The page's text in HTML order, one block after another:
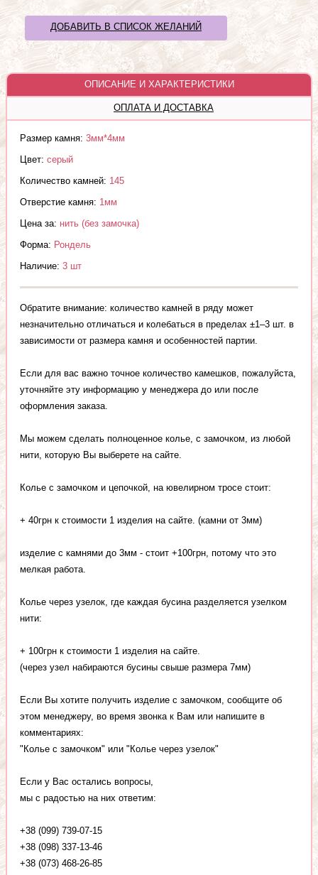
ДОБАВИТЬ В СПИСОК ЖЕЛАНИЙ
ОПИСАНИЕ И ХАРАКТЕРИСТИКИ
ОПЛАТА И ДОСТАВКА
Размер камня: 3мм*4мм
Цвет: серый
Количество камней: 145
Отверстие камня: 1мм
Цена за: нить (без замочка)
Форма: Рондель
Наличие: 3 шт
Обратите внимание: количество камней в ряду может
незначительно отличаться и колебаться в пределах ±1–3 шт. в
зависимости от размера камня и особенностей партии.
Если для вас важно точное количество камешков, пожалуйста,
уточняйте эту информацию у менеджера до или после
оформления заказа.
Мы можем сделать полноценное колье, с замочком, из любой
нити, которую Вы выберете на сайте.
Колье с замочком и цепочкой, на ювелирном тросе стоит:
+ 40грн к стоимости 1 изделия на сайте. (камни от 3мм)
изделие с камнями до 3мм - стоит +100грн, потому что это
мелкая работа.
Колье через узелок, где каждая бусина разделяется узелком
нити:
+ 100грн к стоимости 1 изделия на сайте.
(через узел набираются бусины свыше размера 7мм)
Если Вы хотите получить изделие с замочком, сообщите об
этом менеджеру, во время звонка к Вам или напишите в
комментариях:
"Колье с замочком" или "Колье через узелок"
Если у Вас остались вопросы,
мы с радостью на них ответим:
+38 (099) 739-07-15
+38 (098) 337-13-46
+38 (073) 468-26-85